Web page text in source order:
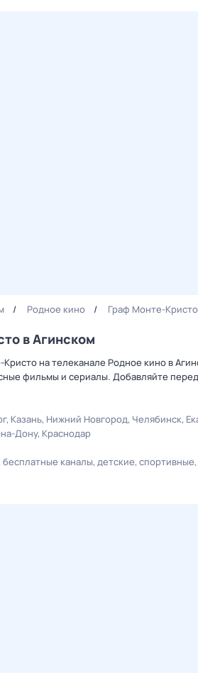
Родное кино Граф Монте-Кристо
в Агинском
на телеканале Родное кино в
фильмы и сериалы. Добавляйте
Казань Нижний Новгород Челябинск
Дону Краснодар
бесплатные каналы детские спортивные